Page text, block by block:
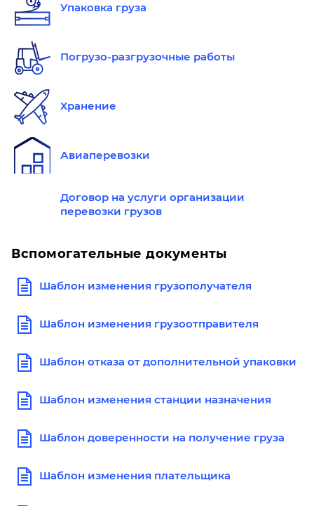
Упаковка груза
Погрузо-разгрузочные работы
Хранение
Авиаперевозки
Договор на услуги организации
перевозки грузов
Вспомогательные документы
Шаблон изменения грузополучателя
Шаблон изменения грузоотправителя
Шаблон отказа от дополнительной упаковки
Шаблон изменения станции назначения
Шаблон доверенности на получение груза
Шаблон изменения плательщика